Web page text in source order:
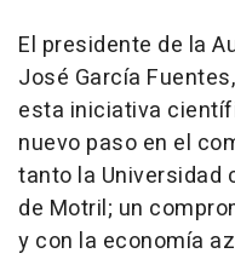
El presidente de la
José García
esta iniciativa
nuevo paso en el
tanto la Universidad
de Motril; un
y con la economía